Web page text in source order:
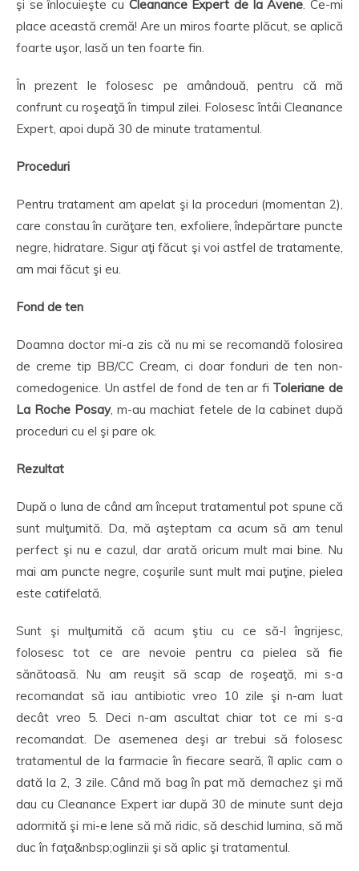
şi se înlocuieşte cu Cleanance Expert de la Avene. Ce-mi
place această cremă! Are un miros foarte plăcut, se aplică
foarte uşor, lasă un ten foarte fin.
În prezent le folosesc pe amândouă, pentru că mă
confrunt cu roşeaţă în timpul zilei. Folosesc întâi Cleanance
Expert, apoi după 30 de minute tratamentul.
Proceduri
Pentru tratament am apelat şi la proceduri (momentan 2),
care constau în curăţare ten, exfoliere, îndepărtare puncte
negre, hidratare. Sigur aţi făcut şi voi astfel de tratamente,
am mai făcut şi eu.
Fond de ten
Doamna doctor mi-a zis că nu mi se recomandă folosirea
de creme tip BB/CC Cream, ci doar fonduri de ten non-
comedogenice. Un astfel de fond de ten ar fi Toleriane de
La Roche Posay, m-au machiat fetele de la cabinet după
proceduri cu el şi pare ok.
Rezultat
După o luna de când am început tratamentul pot spune că
sunt mulţumită. Da, mă aşteptam ca acum să am tenul
perfect şi nu e cazul, dar arată oricum mult mai bine. Nu
mai am puncte negre, coşurile sunt mult mai puţine, pielea
este catifelată.
Sunt şi mulţumită că acum ştiu cu ce să-l îngrijesc,
folosesc tot ce are nevoie pentru ca pielea să fie
sănătoasă. Nu am reuşit să scap de roşeaţă, mi s-a
recomandat să iau antibiotic vreo 10 zile şi n-am luat
decât vreo 5. Deci n-am ascultat chiar tot ce mi s-a
recomandat. De asemenea deşi ar trebui să folosesc
tratamentul de la farmacie în fiecare seară, îl aplic cam o
dată la 2, 3 zile. Când mă bag în pat mă demachez şi mă
dau cu Cleanance Expert iar după 30 de minute sunt deja
adormită şi mi-e lene să mă ridic, să deschid lumina, să mă
duc în faţa&nbsp;oglinzii şi să aplic şi tratamentul.